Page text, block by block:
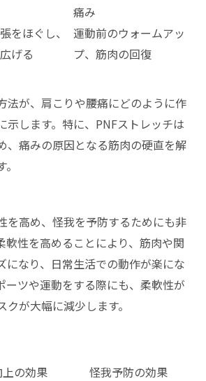
痛み
をほぐし、
げる
運動前のウォームアッ
プ、筋肉の回復
法が、肩こりや腰痛にどのように作
示します。特に、PNFストレッチは
、痛みの原因となる筋肉の硬直を解
を高め、怪我を予防するためにも非
軟性を高めることにより、筋肉や関
になり、日常生活での動作が楽にな
ーツや運動をする際にも、柔軟性が
が大幅に減少します。
の効果
怪我予防の効果